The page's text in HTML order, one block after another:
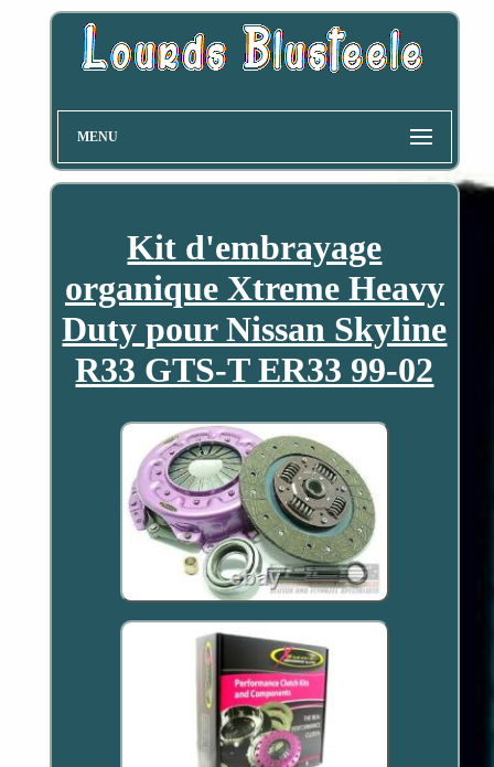
MENU
Kit d'embrayage
organique Xtreme Heavy
Duty pour Nissan Skyline
R33 GTS-T ER33 99-02